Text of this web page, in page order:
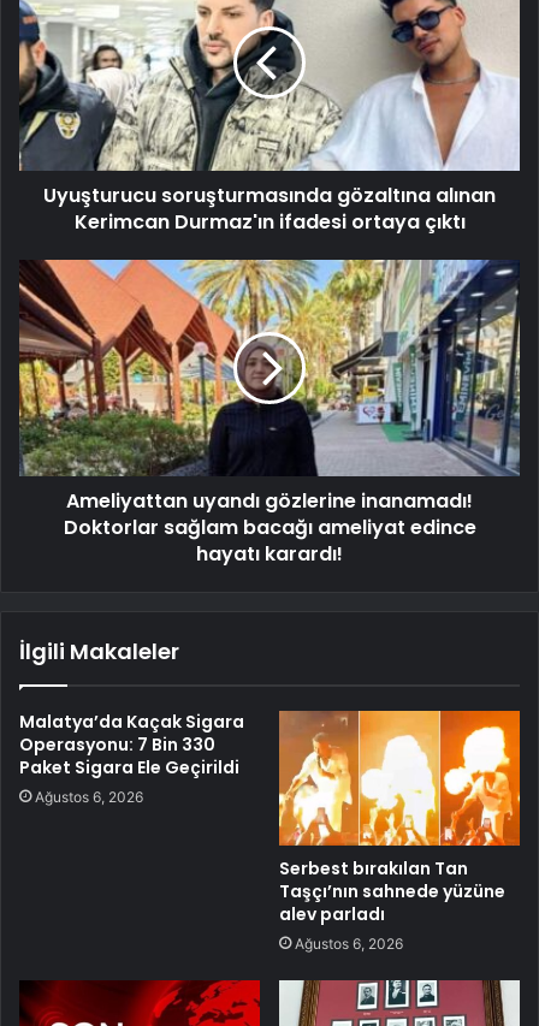
Uyuşturucu soruşturmasında gözaltına alınan
Kerimcan Durmaz'ın ifadesi ortaya çıktı
Ameliyattan uyandı gözlerine inanamadı!
Doktorlar sağlam bacağı ameliyat edince
hayatı karardı!
İlgili Makaleler
Malatya’da Kaçak Sigara
Operasyonu: 7 Bin 330
Paket Sigara Ele Geçirildi
Ağustos 6, 2026
Serbest bırakılan Tan
Taşçı’nın sahnede yüzüne
alev parladı
Ağustos 6, 2026